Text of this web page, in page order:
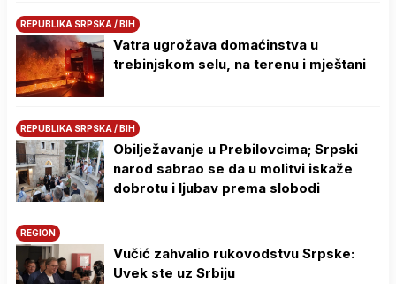
REPUBLIKA SRPSKA / BIH
Vatra ugrožava domaćinstva u
trebinjskom selu, na terenu i mještani
REPUBLIKA SRPSKA / BIH
Obilježavanje u Prebilovcima; Srpski
narod sabrao se da u molitvi iskaže
dobrotu i ljubav prema slobodi
REGION
Vučić zahvalio rukovodstvu Srpske:
Uvek ste uz Srbiju